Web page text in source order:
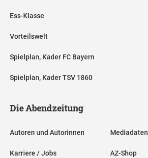
Ess-Klasse
Vorteilswelt
Spielplan, Kader FC Bayern
Spielplan, Kader TSV 1860
Die Abendzeitung
Autoren und Autorinnen
Karriere / Jobs
Mediadaten
AZ-Shop